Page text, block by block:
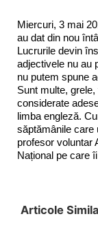
Miercuri, 3 mai
au dat din nou
Lucrurile devin
adjectivele nu au
nu putem spune
Sunt multe,
considerate
limba engleză.
săptămânile care
profesor voluntar
Național pe care
Articole